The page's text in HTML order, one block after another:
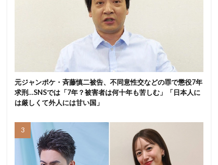
元ジャンポケ・斉藤慎二被告、不同意性交などの罪で懲役7年
求刑…SNSでは「7年？被害者は何十年も苦しむ」「日本人に
は厳しくて外人には甘い国」